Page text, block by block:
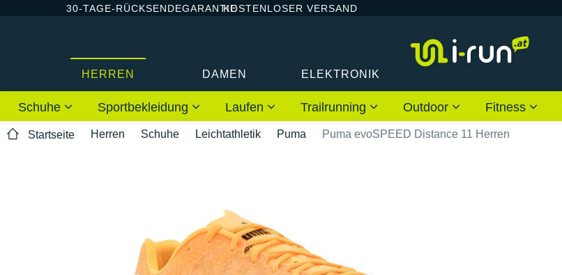
30-TAGE-RÜCKSENDEGARANTIEKOSTENLOSER VERSAND
HERREN DAMEN ELEKTRONIK
Schuhe Sportbekleidung Laufen Trailrunning Outdoor Fitness
Startseite Herren Schuhe Leichtathletik Puma Puma evoSPEED Distance 11 Herren